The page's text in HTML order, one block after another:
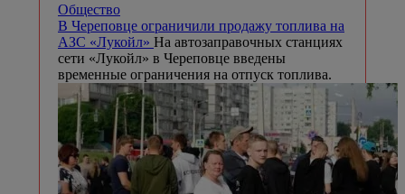
Общество
В Череповце ограничили продажу топлива на
АЗС «Лукойл» На автозаправочных станциях
сети «Лукойл» в Череповце введены
временные ограничения на отпуск топлива.